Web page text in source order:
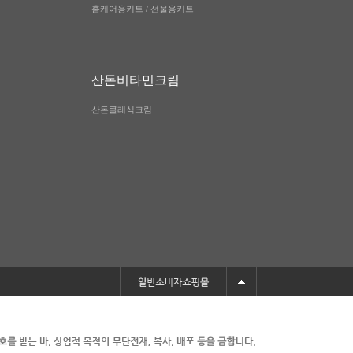
홈케어용키트 / 선물용키트
산돈비타민크림
산돈클래식크림